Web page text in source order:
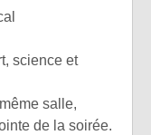
science et
salle,
de la soirée.